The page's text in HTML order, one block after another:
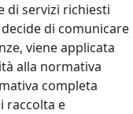
di servizi richiesti
di comunicare
viene applicata
alla normativa
completa
raccolta e